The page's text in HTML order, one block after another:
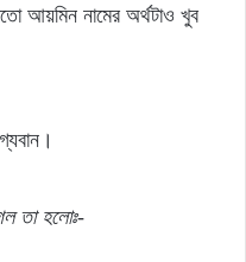
আয়মিন নামের অর্থটাও খুব
তা হলোঃ-